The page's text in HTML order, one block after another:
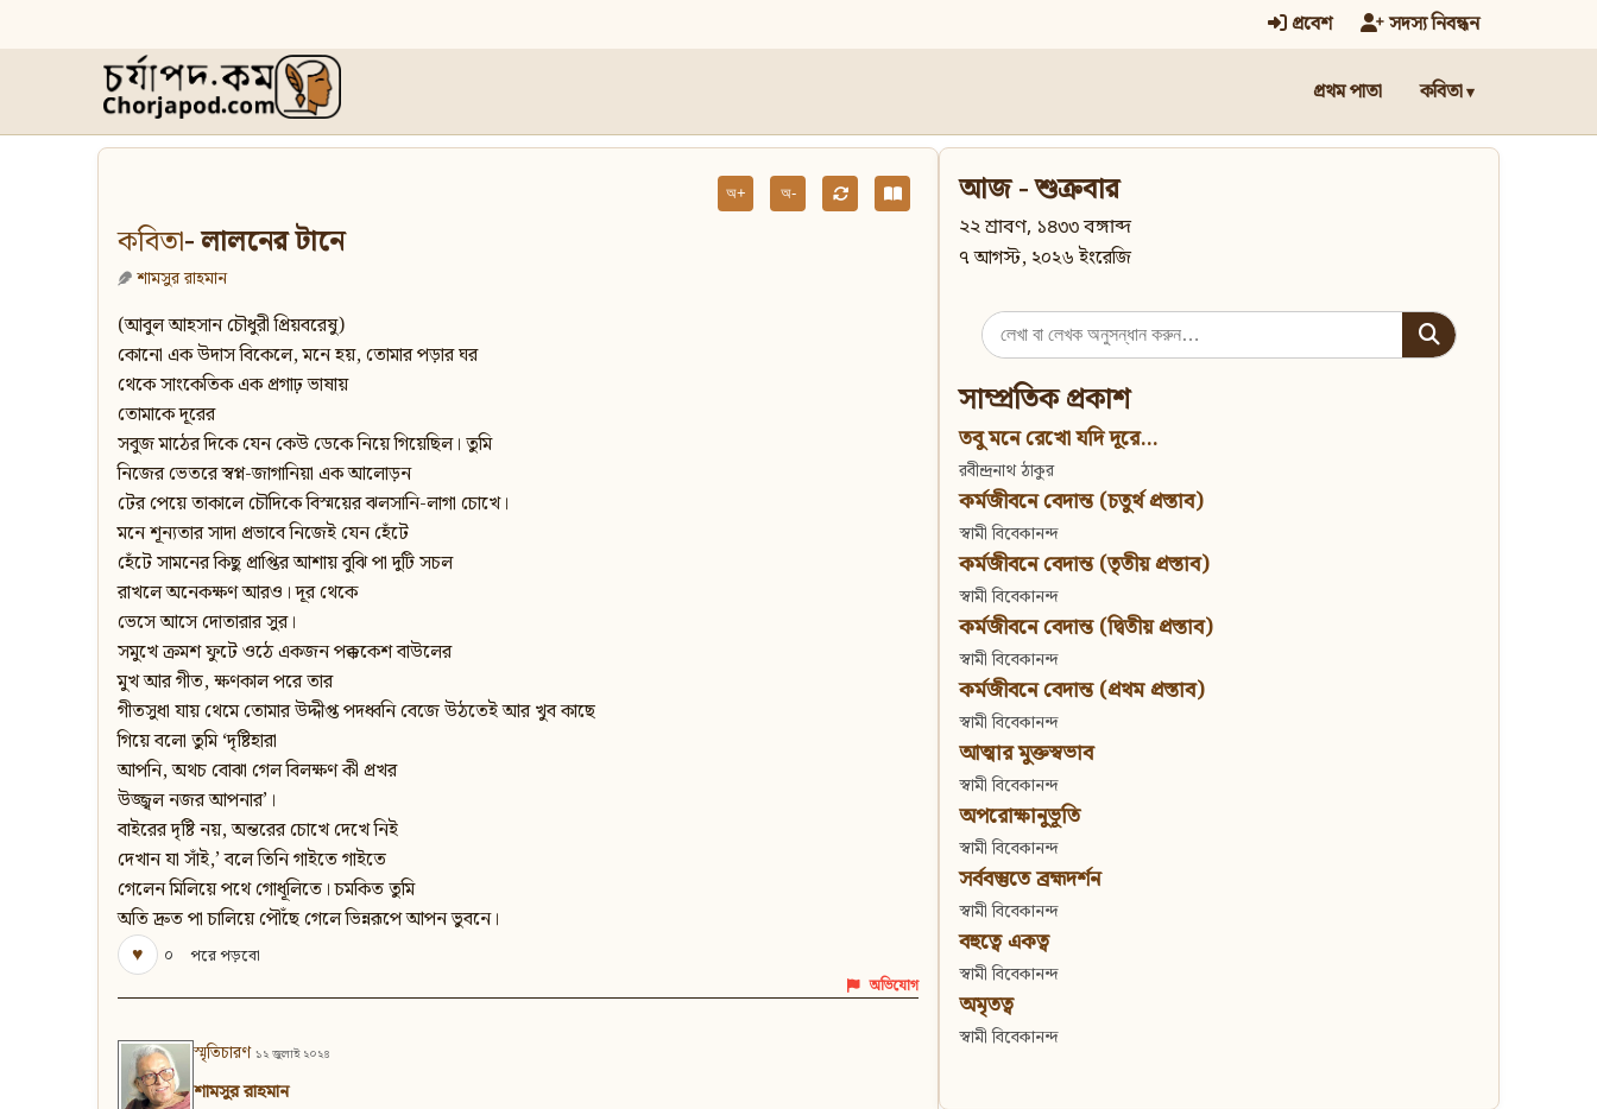
প্রবেশ সদস্য নিবন্ধন
প্রথম পাতা কবিতা
অ+ অ-
কবিতা- লালনের টানে
শামসুর রাহমান
(আবুল আহসান চৌধুরী প্রিয়বরেষু)
কোনো এক উদাস বিকেলে, মনে হয়, তোমার পড়ার ঘর
থেকে সাংকেতিক এক প্রগাঢ় ভাষায়
তোমাকে দূরের
সবুজ মাঠের দিকে যেন কেউ ডেকে নিয়ে গিয়েছিল। তুমি
নিজের ভেতরে স্বপ্ন-জাগানিয়া এক আলোড়ন
টের পেয়ে তাকালে চৌদিকে বিস্ময়ের ঝলসানি-লাগা চোখে।
মনে শূন্যতার সাদা প্রভাবে নিজেই যেন হেঁটে
হেঁটে সামনের কিছু প্রাপ্তির আশায় বুঝি পা দুটি সচল
রাখলে অনেকক্ষণ আরও। দূর থেকে
ভেসে আসে দোতারার সুর।
সমুখে ক্রমশ ফুটে ওঠে একজন পক্ককেশ বাউলের
মুখ আর গীত, ক্ষণকাল পরে তার
গীতসুধা যায় থেমে তোমার উদ্দীপ্ত পদধ্বনি বেজে উঠতেই আর খুব কাছে
গিয়ে বলো তুমি ‘দৃষ্টিহারা
আপনি, অথচ বোঝা গেল বিলক্ষণ কী প্রখর
উজ্জ্বল নজর আপনার’।
বাইরের দৃষ্টি নয়, অন্তরের চোখে দেখে নিই
দেখান যা সাঁই,’ বলে তিনি গাইতে গাইতে
গেলেন মিলিয়ে পথে গোধূলিতে। চমকিত তুমি
অতি দ্রুত পা চালিয়ে পৌঁছে গেলে ভিন্নরূপে আপন ভুবনে।
♥
০ পরে পড়বো
অভিযোগ
স্মৃতিচারণ ১২ জুলাই ২০২৪
শামসুর রাহমান
আজ - শুক্রবার
২২ শ্রাবণ, ১৪৩৩ বঙ্গাব্দ
৭ আগস্ট, ২০২৬ ইংরেজি
Search
for:
সাম্প্রতিক প্রকাশ
তবু মনে রেখো যদি দূরে...
রবীন্দ্রনাথ ঠাকুর
কর্মজীবনে বেদান্ত (চতুর্থ প্রস্তাব)
স্বামী বিবেকানন্দ
কর্মজীবনে বেদান্ত (তৃতীয় প্রস্তাব)
স্বামী বিবেকানন্দ
কর্মজীবনে বেদান্ত (দ্বিতীয় প্রস্তাব)
স্বামী বিবেকানন্দ
কর্মজীবনে বেদান্ত (প্রথম প্রস্তাব)
স্বামী বিবেকানন্দ
আত্মার মুক্তস্বভাব
স্বামী বিবেকানন্দ
অপরোক্ষানুভূতি
স্বামী বিবেকানন্দ
সর্ববস্তুতে ব্রহ্মদর্শন
স্বামী বিবেকানন্দ
বহুত্বে একত্ব
স্বামী বিবেকানন্দ
অমৃতত্ব
স্বামী বিবেকানন্দ